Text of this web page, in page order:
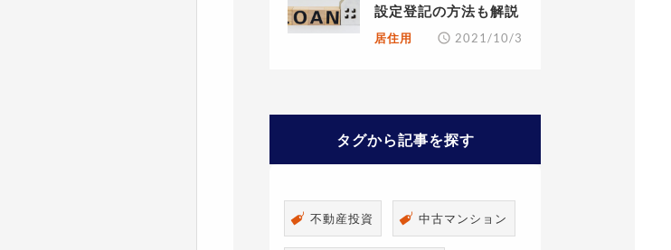
設定登記の方法も解説
居住用 2021/10/3
タグから記事を探す
不動産投資 中古マンション